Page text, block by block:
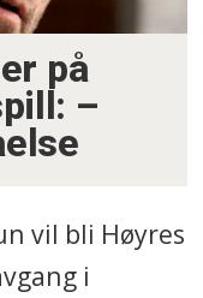
på
–
vil bli Høyres
i